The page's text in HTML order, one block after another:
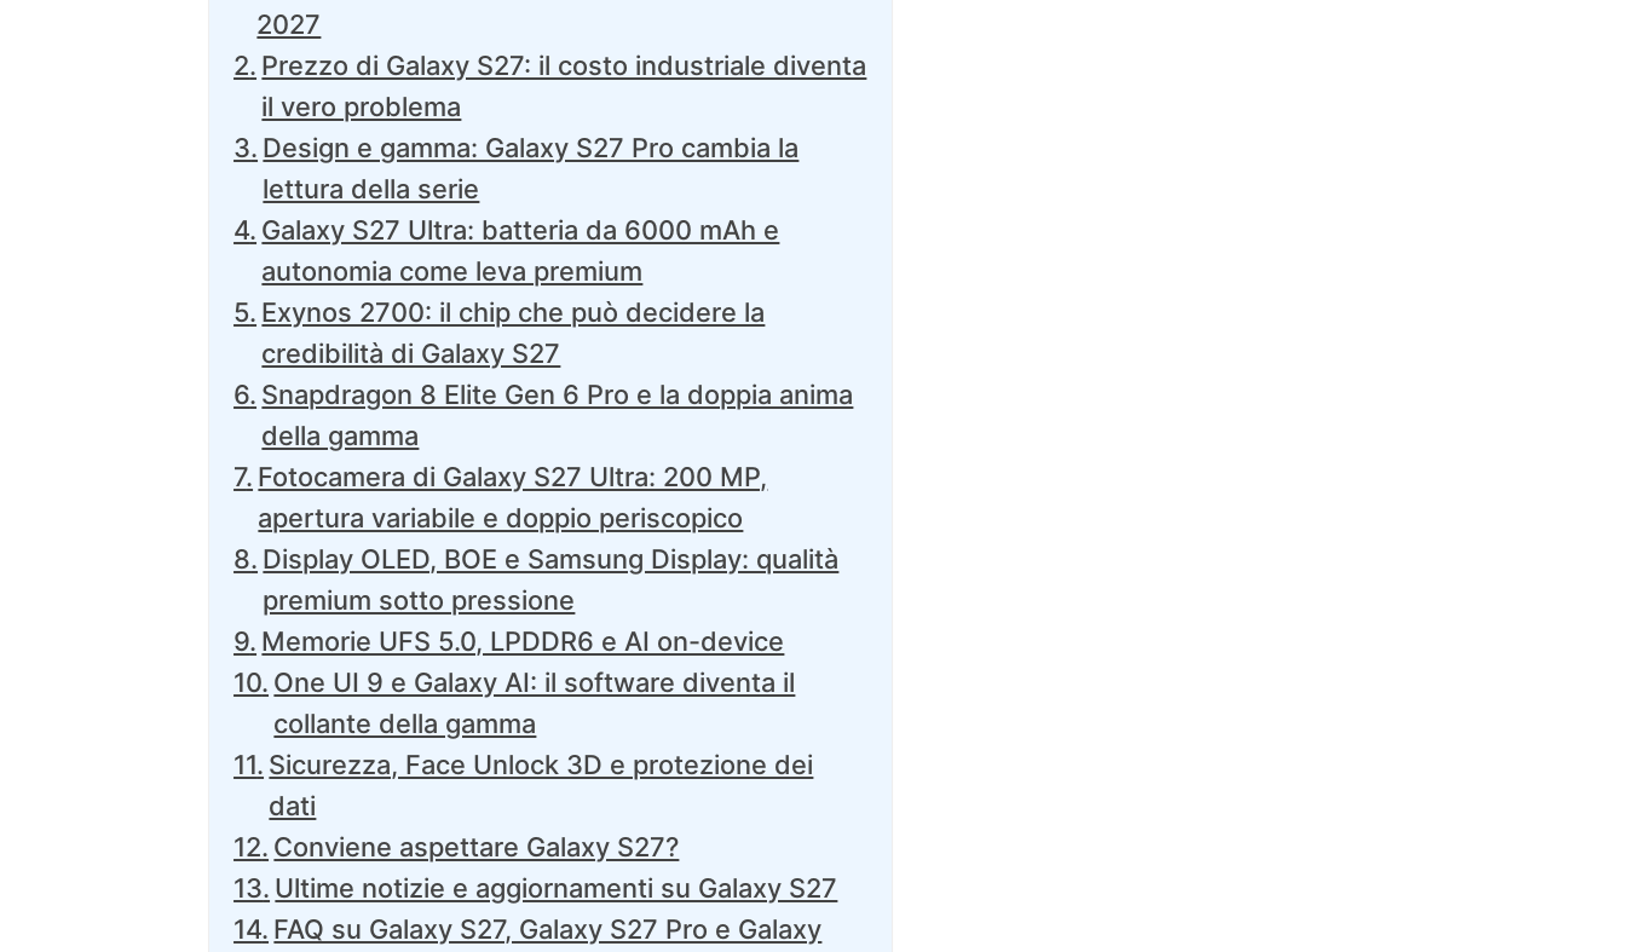
2027
Prezzo di Galaxy S27: il costo industriale diventa
il vero problema
Design e gamma: Galaxy S27 Pro cambia la
lettura della serie
Galaxy S27 Ultra: batteria da 6000 mAh e
autonomia come leva premium
Exynos 2700: il chip che può decidere la
credibilità di Galaxy S27
Snapdragon 8 Elite Gen 6 Pro e la doppia anima
della gamma
Fotocamera di Galaxy S27 Ultra: 200 MP,
apertura variabile e doppio periscopico
Display OLED, BOE e Samsung Display: qualità
premium sotto pressione
Memorie UFS 5.0, LPDDR6 e AI on-device
One UI 9 e Galaxy AI: il software diventa il
collante della gamma
Sicurezza, Face Unlock 3D e protezione dei
dati
Conviene aspettare Galaxy S27?
Ultime notizie e aggiornamenti su Galaxy S27
FAQ su Galaxy S27, Galaxy S27 Pro e Galaxy